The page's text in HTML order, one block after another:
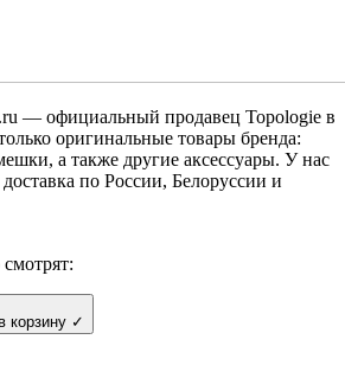
— официальный продавец Topologie в
оригинальные товары бренда:
а также другие аксессуары. У нас
по России, Белоруссии и
корзину ✓